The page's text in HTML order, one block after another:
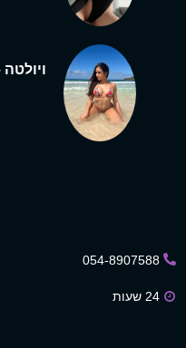
054-8907588
24 שעות